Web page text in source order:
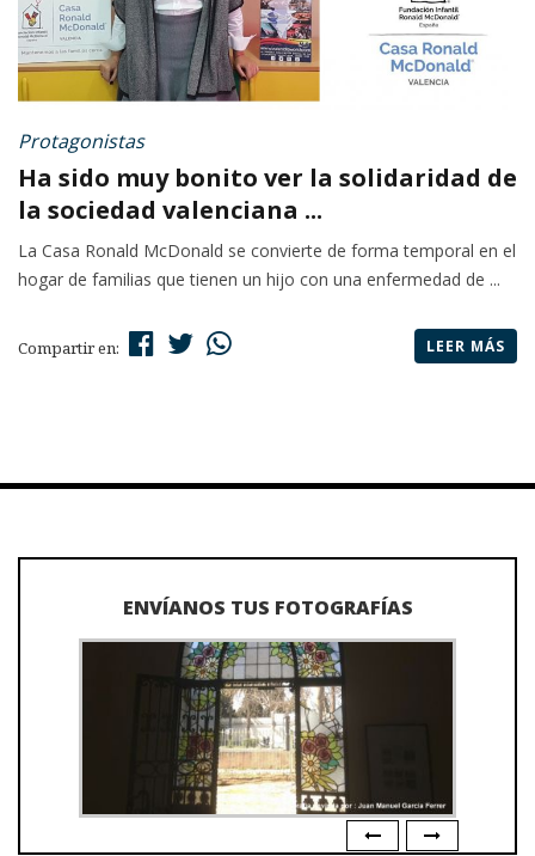
Protagonistas
Ha sido muy bonito ver la solidaridad de
la sociedad valenciana ...
La Casa Ronald McDonald se convierte de forma temporal en el
hogar de familias que tienen un hijo con una enfermedad de ...
Compartir en: LEER MÁS
ENVÍANOS TUS FOTOGRAFÍAS